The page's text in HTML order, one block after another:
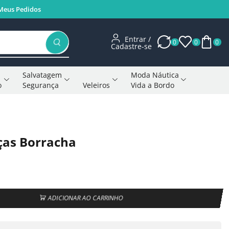
Pedidos
Entrar /
Cadastre-se 0 0 0
Salvatagem
Segurança
Veleiros
Moda Náutica
Vida a Bordo
Borracha
ADICIONAR AO CARRINHO